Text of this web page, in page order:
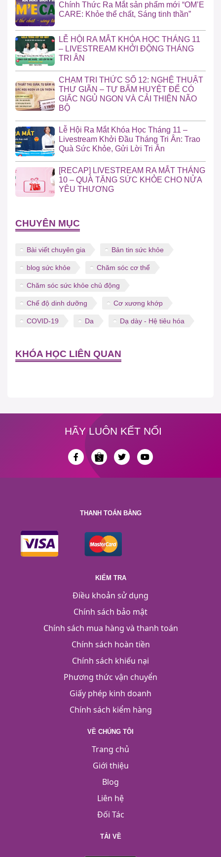
Chính Thức Ra Mắt sản phẩm mới “OM’E
CARE: Khỏe thể chất, Sáng tinh thần”
LỄ HỘI RA MẮT KHÓA HỌC THÁNG 11
– LIVESTREAM KHỞI ĐỘNG THÁNG
TRI ÂN
CHẠM TRI THỨC SỐ 12: NGHỆ THUẬT
THƯ GIÃN – TỰ BẤM HUYỆT ĐỂ CÓ
GIẤC NGỦ NGON VÀ CẢI THIỆN NÃO
BỘ
Lễ Hội Ra Mắt Khóa Học Tháng 11 –
Livestream Khởi Đầu Tháng Tri Ân: Trao
Quà Sức Khỏe, Gửi Lời Tri Ân
[RECAP] LIVESTREAM RA MẮT THÁNG
10 – QUÀ TẶNG SỨC KHỎE CHO NỬA
YÊU THƯƠNG
CHUYÊN MỤC
Bài viết chuyên gia Bản tin sức khỏe
blog sức khỏe Chăm sóc cơ thể
Chăm sóc sức khỏe chủ động
Chế độ dinh dưỡng Cơ xương khớp
COVID-19 Da Dạ dày - Hệ tiêu hóa
KHÓA HỌC LIÊN QUAN
HÃY LUÔN KẾT NỐI
THANH TOÁN BẰNG
KIỂM TRA
Điều khoản sử dụng
Chính sách bảo mật
Chính sách mua hàng và thanh toán
Chính sách hoàn tiền
Chính sách khiếu nại
Phương thức vận chuyển
Giấy phép kinh doanh
Chính sách kiểm hàng
VỀ CHÚNG TÔI
Trang chủ
Giới thiệu
Blog
Liên hệ
Đối Tác
TẢI VỀ